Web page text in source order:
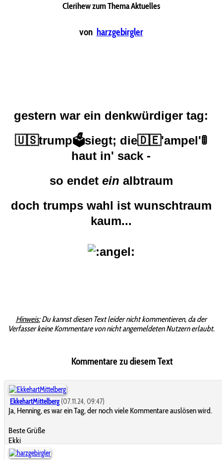
Clerihew zum Thema Aktuelles
von harzgebirgler
gestern war ein denkwürdiger tag:
🇺🇸trump🗳️siegt; die🇩🇪'ampel'🚦
haut in' sack -
so endet ein albtraum
doch trumps wahl ist wunschtraum
kaum...
Hinweis:Du kannst diesen Text leider nicht kommentieren, da der
Verfasser keine Kommentare von nicht angemeldeten Nutzern erlaubt.
Kommentare zu diesem Text
EkkehartMittelberg (07.11.24, 09:47)
Ja, Henning, es war ein Tag, der noch viele Kommentare auslösen wird.
Beste Grüße
Ekki